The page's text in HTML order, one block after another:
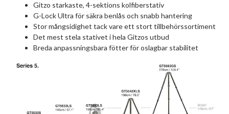
Gitzo starkaste, 4-sektions kolfiberstativ
G-Lock Ultra för säkra benlås och snabb hantering
Stor mångsidighet tack vare ett stort tillbehörssortiment
Det mest stela stativet i hela Gitzos utbud
Breda anpassningsbara fötter för oslagbar stabilitet